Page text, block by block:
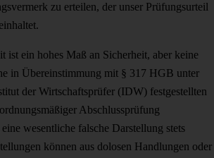
zu ertei­len, der unser Prüfungsurteil
ist ein hohes Maß an Sicherheit, aber keine
in Übereinstimmung mit § 317 HGB unter
der Wirtschaftsprüfer (IDW) festgestellten
Ab­schlussprüfung
wesentliche falsche Darstellung stets
können aus dolosen Handlungen oder